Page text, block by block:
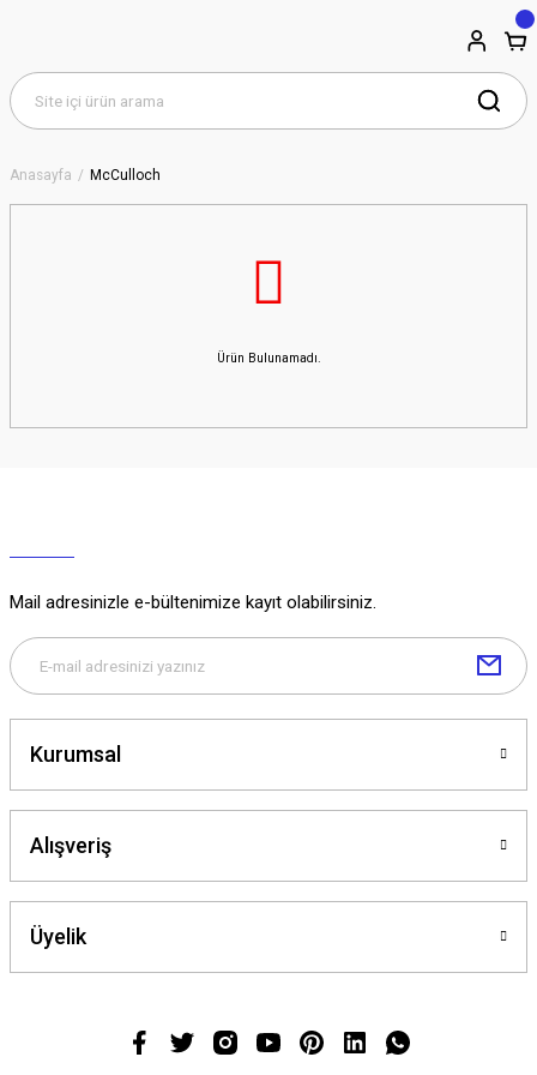
Anasayfa McCulloch
Ürün Bulunamadı.
Mail adresinizle e-bültenimize kayıt olabilirsiniz.
Kurumsal
Alışveriş
Üyelik